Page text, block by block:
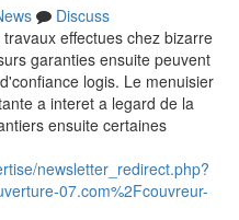
Discuss
effectues chez bizarre
garanties ensuite peuvent
logis. Le menuisier
a interet a legard de la
ensuite certaines
newsletter_redirect.php?
07.com%2Fcouvreur-